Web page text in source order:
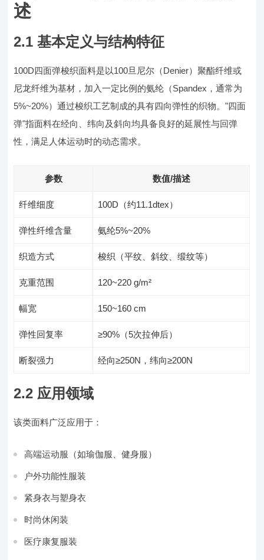
述
2.1 基本定义与结构特征
100D四面弹梭织面料是以100旦尼尔（Denier）聚酯纤维或
尼龙纤维为基材，加入一定比例的氨纶（Spandex，通常为
5%~20%）通过梭织工艺制成的具有四向弹性的织物。"四面
弹"指面料在经向、纬向及斜向均具备良好的延展性与回弹
性，满足人体运动时的动态需求。
参数 数值/描述
纤维细度 100D（约11.1dtex）
弹性纤维含量 氨纶5%~20%
织造方式 梭织（平纹、斜纹、缎纹等）
克重范围 120~220 g/m²
幅宽 150~160 cm
弹性回复率 ≥90%（5次拉伸后）
断裂强力 经向≥250N，纬向≥200N
2.2 应用领域
该类面料广泛应用于：
高端运动服（如瑜伽服、健身服）
户外功能性服装
紧身衣与塑身衣
时尚休闲装
医疗康复服装